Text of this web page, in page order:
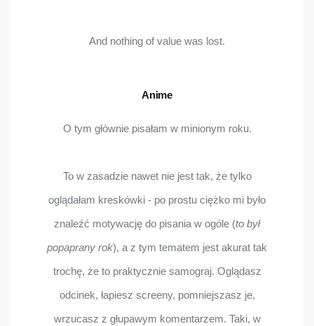
And nothing of value was lost.
Anime
O tym głównie pisałam w minionym roku.
To w zasadzie nawet nie jest tak, że tylko
oglądałam kreskówki - po prostu ciężko mi było
znaleźć motywację do pisania w ogóle (to był
popaprany rok), a z tym tematem jest akurat tak
trochę, że to praktycznie samograj. Oglądasz
odcinek, łapiesz screeny, pomniejszasz je,
wrzucasz z głupawym komentarzem. Taki, w